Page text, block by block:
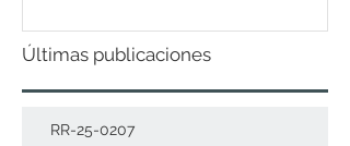
Últimas publicaciones
RR-25-0207